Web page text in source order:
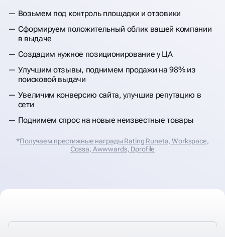
Возьмем под контроль площадки и отзовики
Сформируем положительный облик вашей компании
в выдаче
Создадим нужное позиционирование у ЦА
Улучшим отзывы, поднимем продажи на 98% из
поисковой выдачи
Увеличим конверсию сайта, улучшив репутацию в
сети
Поднимем спрос на новые неизвестные товары
*Получаем престижные награды Rating Runeta, Workspace,
Cossa, Аwwwards, Dprofile